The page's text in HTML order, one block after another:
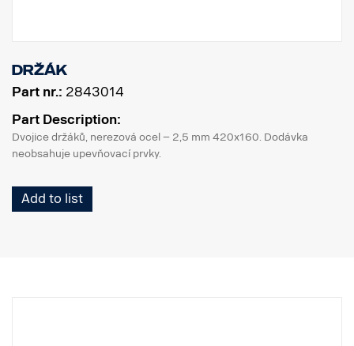
Držák
Part nr.: 2843014
Part Description:
Dvojice držáků, nerezová ocel – 2,5 mm 420x160. Dodávka
neobsahuje upevňovací prvky.
Add to list